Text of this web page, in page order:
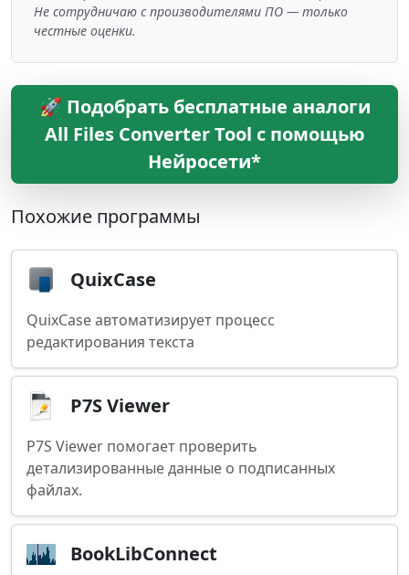
Не сотрудничаю с производителями ПО — только
честные оценки.
🚀 Подобрать бесплатные аналоги
All Files Converter Tool с помощью
Нейросети*
Похожие программы
QuixCase
QuixCase автоматизирует процесс
редактирования текста
P7S Viewer
P7S Viewer помогает проверить
детализированные данные о подписанных
файлах.
BookLibConnect